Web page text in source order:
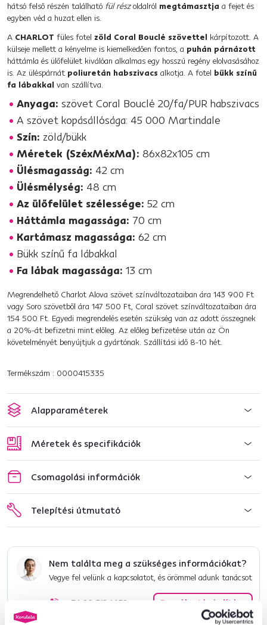
hátsó felső részén található fül részoldalról megtámasztja a fejet és
egyben véd a huzat ellen is.
A CHARLOT füles fotel zöld Coral Bouclé szövettel kárpítozott. A
külseje mellett a kényelme is kiemelkedően fontos, a puhán párnázott
háttámla és ülőfelület kiválóan alkalmas egy hosszú regény elolvasásához
is. Az üléspárnát poliuretán habszivacs alkotja. A fotel bükk színű
fa lábakkal van szállítva.
Anyaga: szövet Coral Bouclé 20/fa/PUR habszivacs
A szövet kopásállósága: 45 000 Martindale
Szín: zöld/bükk
Méretek (SzéxMéxMa): 86x82x105 cm
Ülésmagasság: 42 cm
Ülésmélység: 48 cm
Az ülőfelület szélessége: 52 cm
Háttámla magassága: 70 cm
Kartámasz magassága: 62 cm
Bükk színű fa lábakkal
Fa lábak magassága: 13 cm
Megrendelhető Charlot Alova szövet színváltozataiban ára 143 900 Ft
vagy Soro szövetből ára 147 500 Ft, Coral szövet színváltozataiban ára
154 500 Ft. Egyedi megrendelés esetén szükség van az adott összegnek
a 20%-át befizetni mint előleg. Az előleg befizetése után az Ön
követelményét benyújtjuk a gyártónak. Szállítási idő 8-10 hét.
Termékszám : 0000415335
Alapparaméterek
Méretek és specifikációk
Csomagolási információk
Telepítési útmutató
Nem találta meg a szükséges információkat?
Vegye fel velünk a kapcsolatot, és örömmel adunk tanácsot
+36 20 512 1458 Beszélgetés indítása